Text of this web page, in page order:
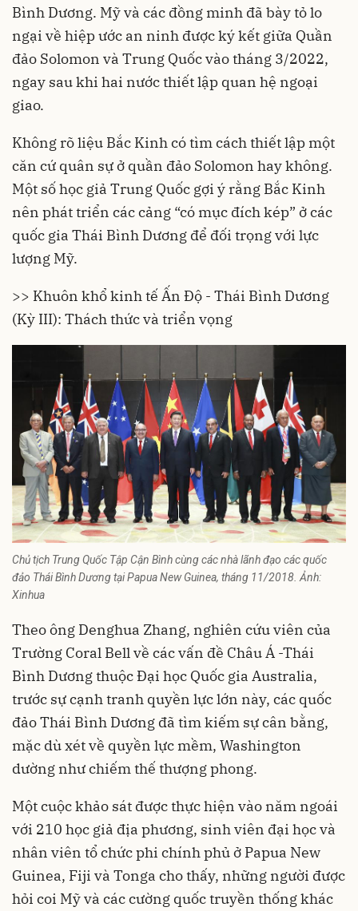
Bình Dương. Mỹ và các đồng minh đã bày tỏ lo
ngại về hiệp ước an ninh được ký kết giữa Quần
đảo Solomon và Trung Quốc vào tháng 3/2022,
ngay sau khi hai nước thiết lập quan hệ ngoại
giao.
Không rõ liệu Bắc Kinh có tìm cách thiết lập một
căn cứ quân sự ở quần đảo Solomon hay không.
Một số học giả Trung Quốc gợi ý rằng Bắc Kinh
nên phát triển các cảng “có mục đích kép” ở các
quốc gia Thái Bình Dương để đối trọng với lực
lượng Mỹ.
>> Khuôn khổ kinh tế Ấn Độ - Thái Bình Dương
(Kỳ III): Thách thức và triển vọng
Chủ tịch Trung Quốc Tập Cận Bình cùng các nhà lãnh đạo các quốc
đảo Thái Bình Dương tại Papua New Guinea, tháng 11/2018. Ảnh:
Xinhua
Theo ông Denghua Zhang, nghiên cứu viên của
Trường Coral Bell về các vấn đề Châu Á -Thái
Bình Dương thuộc Đại học Quốc gia Australia,
trước sự cạnh tranh quyền lực lớn này, các quốc
đảo Thái Bình Dương đã tìm kiếm sự cân bằng,
mặc dù xét về quyền lực mềm, Washington
dường như chiếm thế thượng phong.
Một cuộc khảo sát được thực hiện vào năm ngoái
với 210 học giả địa phương, sinh viên đại học và
nhân viên tổ chức phi chính phủ ở Papua New
Guinea, Fiji và Tonga cho thấy, những người được
hỏi coi Mỹ và các cường quốc truyền thống khác